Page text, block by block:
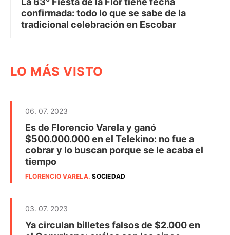
confirmada: todo lo que se sabe de la
tradicional celebración en Escobar
LO MÁS VISTO
06. 07. 2023
Es de Florencio Varela y ganó
$500.000.000 en el Telekino: no fue a
cobrar y lo buscan porque se le acaba el
tiempo
FLORENCIO VARELA.SOCIEDAD
03. 07. 2023
Ya circulan billetes falsos de $2.000 en